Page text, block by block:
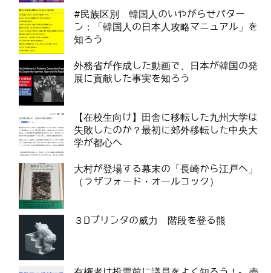
#民族区別 韓国人のいやがらせパター
ン：「韓国人の日本人攻略マニュアル」を
知ろう
外務省が作成した動画で、日本が韓国の発
展に貢献した事実を知ろう
【在校生向け】田舎に移転した九州大学は
失敗したのか？最初に郊外移転した中央大
学が都心へ
大村が登場する幕末の「長崎から江戸へ」
（ラザフォード・オールコック）
３Dプリンタの威力 階段を登る熊